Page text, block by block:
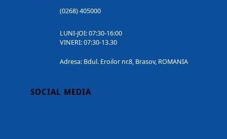
(0268) 405000
LUNI-JOI: 07:30-16:00
VINERI: 07:30-13.30
Adresa: Bdul. Eroilor nr.8, Brasov, ROMANIA
SOCIAL MEDIA